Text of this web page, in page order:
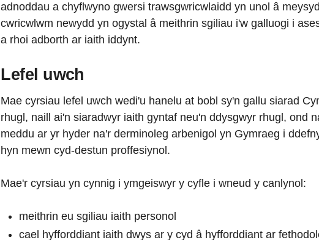
adnoddau a chyflwyno gwersi trawsgwricwlaidd yn unol â
cwricwlwm newydd yn ogystal â meithrin sgiliau i'w galluogi i
a rhoi adborth ar iaith iddynt.
Lefel uwch
Mae cyrsiau lefel uwch wedi'u hanelu at bobl sy'n gallu siarad
rhugl, naill ai'n siaradwyr iaith gyntaf neu'n ddysgwyr rhugl, ond
meddu ar yr hyder na'r derminoleg arbenigol yn Gymraeg i
hyn mewn cyd-destun proffesiynol.
Mae'r cyrsiau yn cynnig i ymgeiswyr y cyfle i wneud y canlynol:
meithrin eu sgiliau iaith personol
cael hyfforddiant iaith dwys ar y cyd â hyfforddiant ar